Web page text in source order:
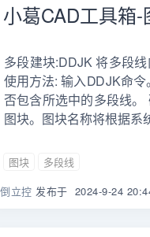
小葛CAD工具箱
多段建块:DDJK 将多段
使用方法: 输入DDJK命
否包含所选中的多段线
图块。图块名称将根据系
图块
多段线
倒立控 发布于 2024-9-24